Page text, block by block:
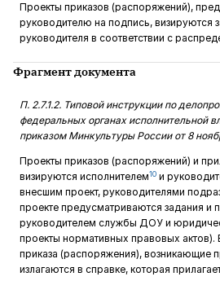
Проекты приказов (распоряжений),
руководителю на подпись, визируются
руководителя в соответствии с
Фрагмент документа
П. 2.7.1.2. Типовой инструкции по
федеральных органах исполнительной
приказом Минкультуры России от 8
Проекты приказов (распоряжений) и
визируются исполнителем10 и
внесшим проект, руководителями
проекте предусматриваются задания и
руководителем службы ДОУ и
проекты нормативных правовых актов).
приказа (распоряжения), возникающие
излагаются в справке, которая